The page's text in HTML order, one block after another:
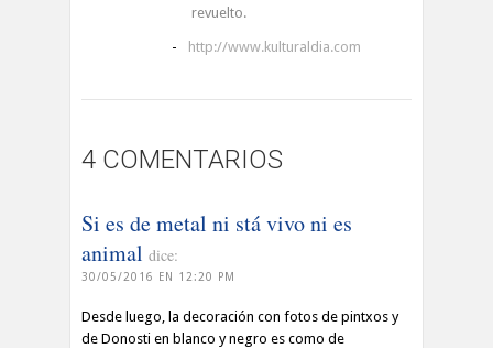
revuelto.
- http://www.kulturaldia.com
4 COMENTARIOS
Si es de metal ni stá vivo ni es
animal dice:
30/05/2016 EN 12:20 PM
Desde luego, la decoración con fotos de pintxos y
de Donosti en blanco y negro es como de